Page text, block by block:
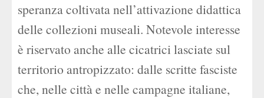
speranza coltivata nell’attivazione didattica
delle collezioni museali. Notevole interesse
è riservato anche alle cicatrici lasciate sul
territorio antropizzato: dalle scritte fasciste
che, nelle città e nelle campagne italiane,